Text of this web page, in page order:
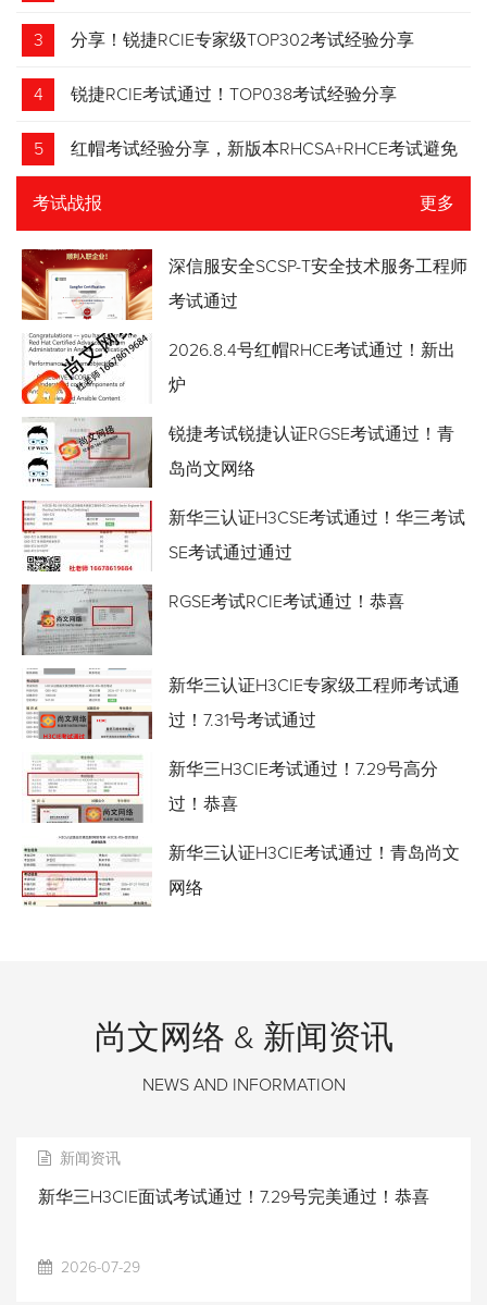
3 分享！锐捷RCIE专家级TOP302考试经验分享
4 锐捷RCIE考试通过！TOP038考试经验分享
5 红帽考试经验分享，新版本RHCSA+RHCE考试避免
踩坑
考试战报 更多
深信服安全SCSP-T安全技术服务工程师
考试通过
2026.8.4号红帽RHCE考试通过！新出
炉
锐捷考试锐捷认证RGSE考试通过！青
岛尚文网络
新华三认证H3CSE考试通过！华三考试
SE考试通过通过
RGSE考试RCIE考试通过！恭喜
新华三认证H3CIE专家级工程师考试通
过！7.31号考试通过
新华三H3CIE考试通过！7.29号高分
过！恭喜
新华三认证H3CIE考试通过！青岛尚文
网络
尚文网络 & 新闻资讯
NEWS AND INFORMATION
新闻资讯
新华三H3CIE面试考试通过！7.29号完美通过！恭喜
2026-07-29